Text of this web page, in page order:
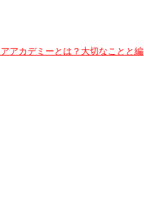
アカデミーとは？大切なことと編